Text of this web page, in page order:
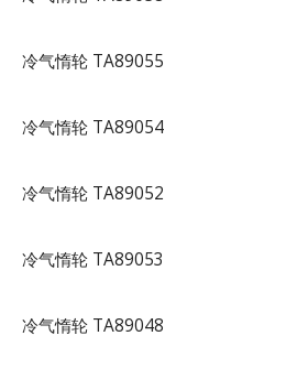
冷气惰轮 TA89055
冷气惰轮 TA89054
冷气惰轮 TA89052
冷气惰轮 TA89053
冷气惰轮 TA89048